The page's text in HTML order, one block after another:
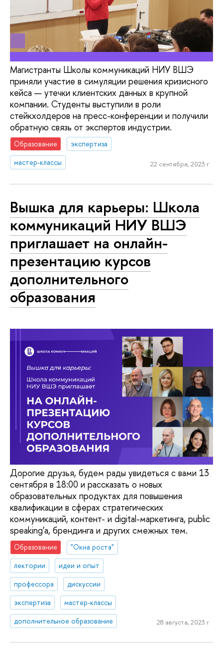
Магистранты Школы коммуникаций НИУ ВШЭ
приняли участие в симуляции решения кризисного
кейса — утечки клиентских данных в крупной
компании. Студенты выступили в роли
стейкхолдеров на пресс-конференции и получили
обратную связь от экспертов индустрии.
Образование
экспертиза
мастер-классы
22 сентября, 2023 г.
Вышка для карьеры: Школа
коммуникаций НИУ ВШЭ
приглашает на онлайн-
презентацию курсов
дополнительного
образования
Дорогие друзья, будем рады увидеться с вами 13
сентября в 18:00 и рассказать о новых
образовательных продуктах для повышения
квалификации в сферах стратегических
коммуникаций, контент- и digital-маркетинга, public
speaking'а, брендинга и других смежных тем.
Образование
"Окна роста"
лектории
идеи и опыт
профессора
дискуссии
экспертиза
мастер-классы
дополнительное образование
28 августа, 2023 г.